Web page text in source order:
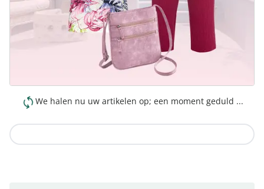
We halen nu uw artikelen op; een moment geduld ...